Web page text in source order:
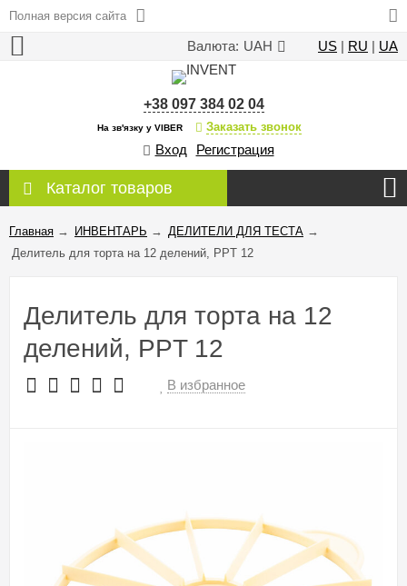
Полная версия сайта
Валюта: UAH US | RU | UA
+38 097 384 02 04
На зв'язку у VIBER Заказать звонок
Вход Регистрация
Каталог товаров
Главная → ИНВЕНТАРЬ → ДЕЛИТЕЛИ ДЛЯ ТЕСТА →
Делитель для торта на 12 делений, PPT 12
Делитель для торта на 12
делений, PPT 12
В избранное